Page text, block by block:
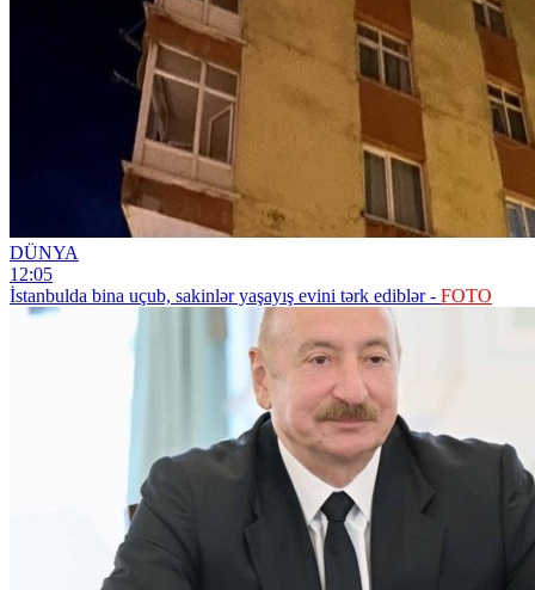
DÜNYA
12:05
İstanbulda bina uçub, sakinlər yaşayış evini tərk ediblər - FOTO